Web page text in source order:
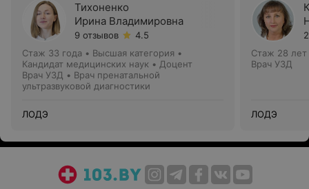
Тихоненко
Ирина Владимировна
9 отзывов
4.5
Стаж 33 года • Высшая категория •
Кандидат медицинских наук • Доцент
Врач УЗД • Врач пренатальной
ультразвуковой диагностики
ЛОДЭ
Стаж 28 лет
Врач УЗД
ЛОДЭ